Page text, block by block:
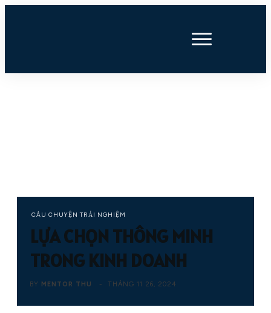
CÂU CHUYỆN TRẢI NGHIỆM
LỰA CHỌN THÔNG MINH
TRONG KINH DOANH
BY MENTOR THU - THÁNG 11 26, 2024